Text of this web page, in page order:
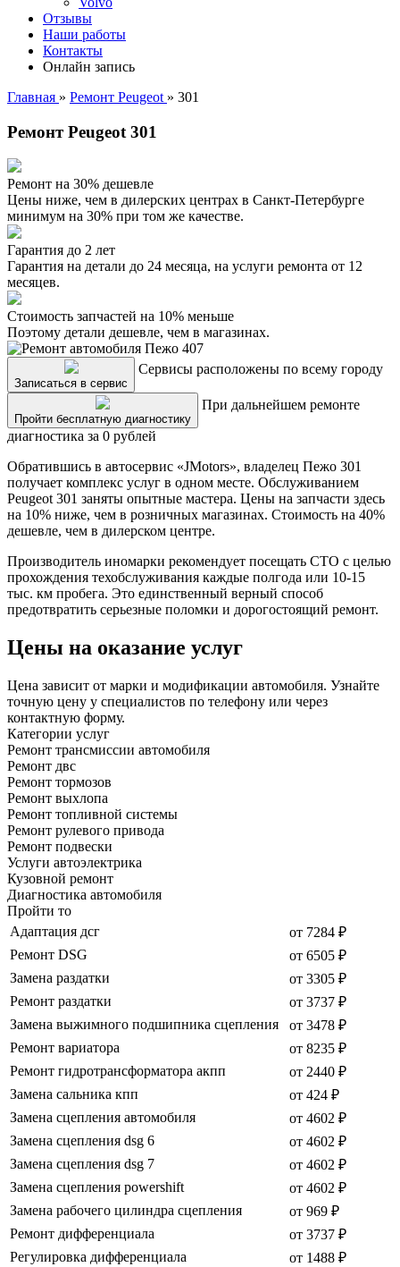
Отзывы
Наши работы
Контакты
Онлайн запись
Главная » Ремонт Peugeot » 301
Ремонт Peugeot 301
Ремонт на 30% дешевле
Цены ниже, чем в дилерских центрах в Санкт-Петербурге
минимум на 30% при том же качестве.
Гарантия до 2 лет
Гарантия на детали до 24 месяца, на услуги ремонта от 12
месяцев.
Стоимость запчастей на 10% меньше
Поэтому детали дешевле, чем в магазинах.
Записаться в сервис
Сервисы расположены по всему городу
Пройти бесплатную диагностику
При дальнейшем ремонте
диагностика за 0 рублей
Обратившись в автосервис «JMotors», владелец Пежо 301
получает комплекс услуг в одном месте. Обслуживанием
Peugeot 301 заняты опытные мастера. Цены на запчасти здесь
на 10% ниже, чем в розничных магазинах. Стоимость на 40%
дешевле, чем в дилерском центре.
Производитель иномарки рекомендует посещать СТО с целью
прохождения техобслуживания каждые полгода или 10-15
тыс. км пробега. Это единственный верный способ
предотвратить серьезные поломки и дорогостоящий ремонт.
Цены на оказание услуг
Цена зависит от марки и модификации автомобиля. Узнайте
точную цену у специалистов по телефону или через
контактную форму.
Категории услуг
Ремонт трансмиссии автомобиля
Ремонт двс
Ремонт тормозов
Ремонт выхлопа
Ремонт топливной системы
Ремонт рулевого привода
Ремонт подвески
Услуги автоэлектрика
Кузовной ремонт
Диагностика автомобиля
Пройти то
Адаптация дсг
от 7284 ₽
Ремонт DSG
от 6505 ₽
Замена раздатки
от 3305 ₽
Ремонт раздатки
от 3737 ₽
Замена выжимного подшипника сцепления
от 3478 ₽
Ремонт вариатора
от 8235 ₽
Ремонт гидротрансформатора акпп
от 2440 ₽
Замена сальника кпп
от 424 ₽
Замена сцепления автомобиля
от 4602 ₽
Замена сцепления dsg 6
от 4602 ₽
Замена сцепления dsg 7
от 4602 ₽
Замена сцепления powershift
от 4602 ₽
Замена рабочего цилиндра сцепления
от 969 ₽
Ремонт дифференциала
от 3737 ₽
Регулировка дифференциала
от 1488 ₽